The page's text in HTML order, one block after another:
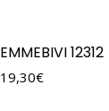
EMMEBIVI 12312
19,30€